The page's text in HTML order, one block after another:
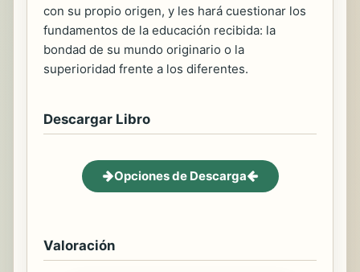
con su propio origen, y les hará cuestionar los
fundamentos de la educación recibida: la
bondad de su mundo originario o la
superioridad frente a los diferentes.
Descargar Libro
Opciones de Descarga
Valoración